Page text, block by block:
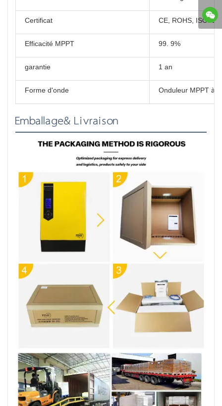
Certificat CE, ROHS,
Efficacité MPPT 99. 9%
garantie 1 an
Forme d'onde Onduleur MPPT à
Emballage& Livraison